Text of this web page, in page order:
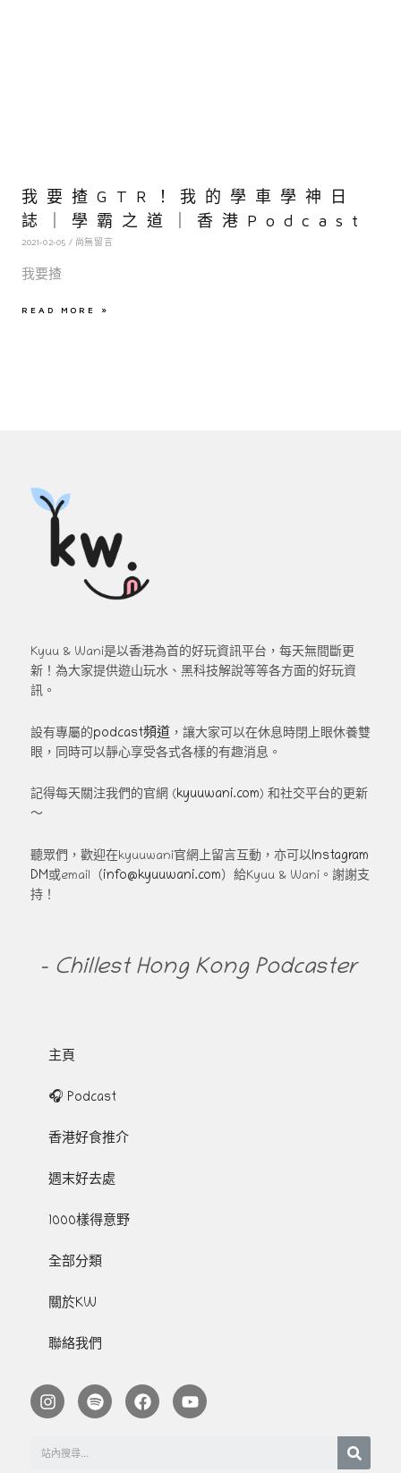
我要揸GTR！我的學車學神日
誌｜學霸之道｜香港Podcast
2021-02-05 尚無留言
我要揸
READ MORE »
Kyuu & Wani是以香港為首的好玩資訊平台，每天無間斷更
新！為大家提供遊山玩水、黑科技解說等等各方面的好玩資
訊。
設有專屬的podcast頻道 ，讓大家可以在休息時閉上眼休養雙
眼，同時可以靜心享受各式各樣的有趣消息。
記得每天關注我們的官網 (kyuuwani.com) 和社交平台的更新
～
聽眾們，歡迎在kyuuwani官網上留言互動，亦可以Instagram
DM或email（info@kyuuwani.com）給Kyuu & Wani。謝謝支
持！
- Chillest Hong Kong Podcaster
主頁
🎧 Podcast
香港好食推介
週末好去處
1000樣得意野
全部分類
關於KW
聯絡我們